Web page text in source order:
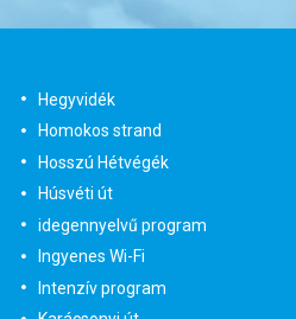
Hegyvidék
Homokos strand
Hosszú Hétvégék
Húsvéti út
idegennyelvű program
Ingyenes Wi-Fi
Intenzív program